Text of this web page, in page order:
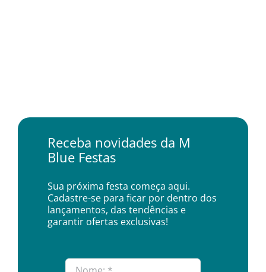
Pratos e Xícaras
Rechauds e Panelas
Saladeiras e Fruteiras
Receba novidades da M
Blue Festas
Sua próxima festa começa aqui.
Cadastre-se para ficar por dentro dos
lançamentos, das tendências e
garantir ofertas exclusivas!